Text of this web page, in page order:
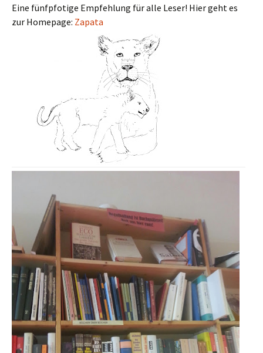
Eine fünfpfotige Empfehlung für alle Leser! Hier geht es
zur Homepage: Zapata